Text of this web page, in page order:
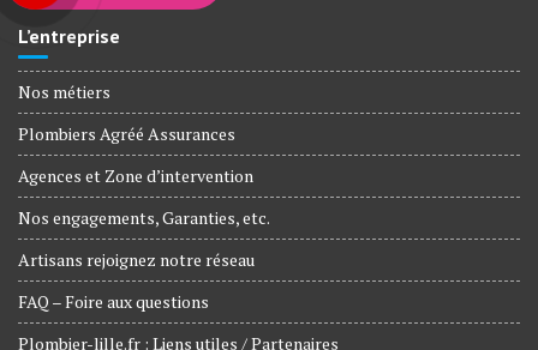
L’entreprise
Nos métiers
Plombiers Agréé Assurances
Agences et Zone d’intervention
Nos engagements, Garanties, etc.
Artisans rejoignez notre réseau
FAQ – Foire aux questions
Plombier-lille.fr : Liens utiles / Partenaires